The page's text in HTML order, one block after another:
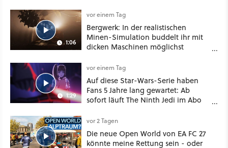
1:06
vor einem Tag
Bergwerk: In der realistischen
Minen-Simulation buddelt ihr mit
dicken Maschinen möglichst
1:29
vor einem Tag
Auf diese Star-Wars-Serie haben
Fans 5 Jahre lang gewartet: Ab
sofort läuft The Ninth Jedi im Abo
vor 2 Tagen
Die neue Open World von EA FC 27
könnte meine Rettung sein - oder